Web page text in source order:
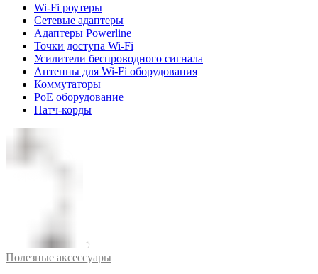
Wi-Fi роутеры
Сетевые адаптеры
Адаптеры Powerline
Точки доступа Wi-Fi
Усилители беспроводного сигнала
Антенны для Wi-Fi оборудования
Коммутаторы
PoE оборудование
Патч-корды
Полезные аксессуары